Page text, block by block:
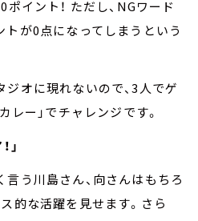
イント！ ただし、NGワード
が0点になってしまうという
オに現れないので、3人でゲ
レー」でチャレンジです。
」
う川島さん、向さんはもちろ
的な活躍を見せます。さら